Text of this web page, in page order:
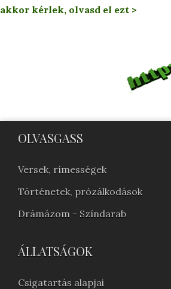
akkor kérlek, olvasd el ezt >
OLVASGASS
Versek, rímességek
Történetek, prózálkodások
Drámázom - Színdarab
ÁLLATSÁGOK
Csigatartás alapjai